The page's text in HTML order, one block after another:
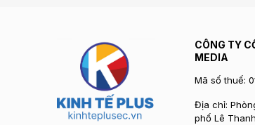
CÔNG TY
MEDIA
Mã số thuế:
Địa chỉ:
phố Lê